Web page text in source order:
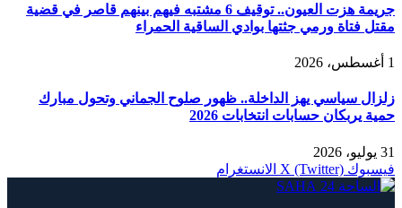
جريمة هزت العيون.. توقيف 6 مشتبه فيهم بينهم قاصر في قضية
مقتل فتاة ورمي جثتها بوادي الساقية الحمراء
1 أغسطس، 2026
زلزال سياسي يهز الداخلة.. ظهور صلوح الجماني وتحول مبارك
حمية يربكان حسابات انتخابات 2026
31 يوليو، 2026
فيسبوك X (Twitter) الانستغرام